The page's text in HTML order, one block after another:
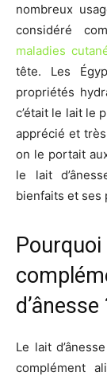
nombreux
considéré
maladies
tête. Les
propriétés
c’était le lait le
apprécié et
on le portait
le lait
bienfaits et ses
d’ânesse
Le lait
complément